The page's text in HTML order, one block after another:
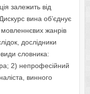
залежить від
вина об’єднує
мовленнєвих жанрів
дослідники
словника:
2) непрофесійний
винного